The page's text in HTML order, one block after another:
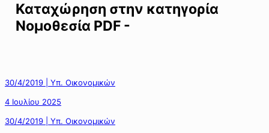
Καταχώρηση στην κατηγορία
Νομοθεσία PDF -
30/4/2019 | Υπ. Οικονομικών
4 Ιουλίου 2025
30/4/2019 | Υπ. Οικονομικών